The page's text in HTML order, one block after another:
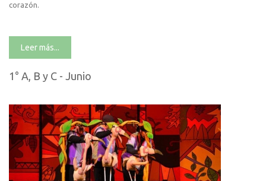
corazón.
Leer más...
1° A, B y C - Junio